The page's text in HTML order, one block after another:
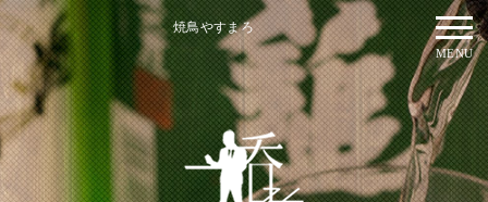
焼鳥やすまろ
MENU